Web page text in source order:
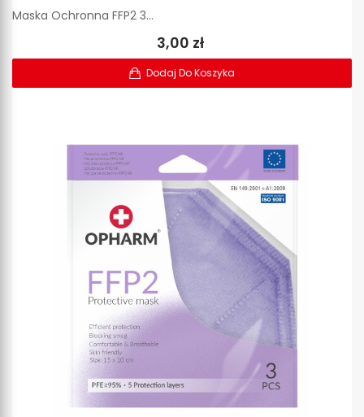
Maska Ochronna FFP2 3...
3,00 zł
Dodaj Do Koszyka